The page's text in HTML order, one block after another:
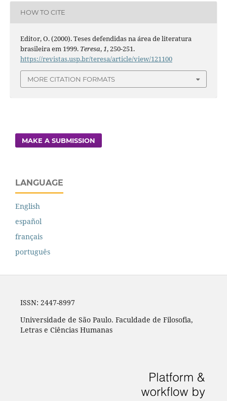
HOW TO CITE
Editor, O. (2000). Teses defendidas na área de literatura
brasileira em 1999. Teresa,1, 250-251.
https://revistas.usp.br/teresa/article/view/121100
MORE CITATION FORMATS
MAKE A SUBMISSION
LANGUAGE
English
español
français
português
ISSN: 2447-8997
Universidade de São Paulo. Faculdade de Filosofia,
Letras e Ciências Humanas